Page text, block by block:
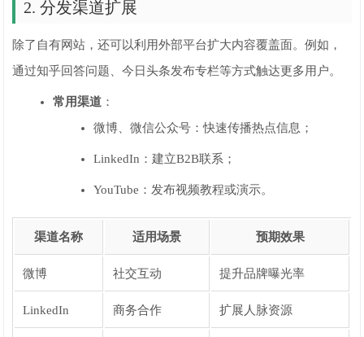
2. 分发渠道扩展
除了自有网站，还可以利用外部平台扩大内容覆盖面。例如，
通过知乎回答问题、今日头条发布专栏等方式触达更多用户。
常用渠道 ：
微博、微信公众号：快速传播热点信息；
LinkedIn：建立B2B联系；
YouTube：发布视频教程或演示。
渠道名称 适用场景 预期效果
微博 社交互动 提升品牌曝光率
LinkedIn 商务合作 扩展人脉资源